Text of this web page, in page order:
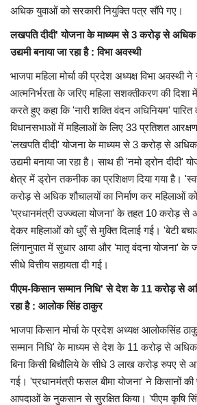
अधिक युवाओं को सरकारी नियुक्ति पत्र सौंपे गए।
लखपति दीदी' योजना के माध्यम से 3 करोड़ से
उद्यमी बनाया जा रहा है : विभा अवस्थी
भाजपा महिला मोर्चा की प्रदेश अध्यक्ष विभा अवस्थी
आत्मनिर्भरता के जरिए महिला सशक्तीकरण की दिशा में
करते हुए कहा कि 'नारी शक्ति वंदन अधिनियम'
विधानसभाओं में महिलाओं के लिए 33 प्रतिशत आरक्षण
'लखपति दीदी' योजना के माध्यम से 3 करोड़ से
उद्यमी बनाया जा रहा है। साथ ही 'नमो ड्रोन दीदी'
क्षेत्र में ड्रोन तकनीक का प्रशिक्षण दिया गया है।
करोड़ से अधिक शौचालयों का निर्माण कर महिलाओं को
'प्रधानमंत्री उज्ज्वला योजना' के तहत 10 करोड़
देकर महिलाओं को धुएँ से मुक्ति दिलाई गई। 'बेटी
लिंगानुपात में सुधार आया और 'मातृ वंदना योजना' के
सीधे वित्तीय सहायता दी गई।
पीएम-किसान सम्मान निधि' से देश के 11 करोड़ से
रहा है : आलोक सिंह ठाकुर
भाजपा किसान मोर्चा के प्रदेश अध्यक्ष आलोकसिंह
सम्मान निधि' के माध्यम से देश के 11 करोड़ से
बिना किसी बिचौलिये के सीधे 3 लाख करोड़ रुपए से
गई। 'प्रधानमंत्री फसल बीमा योजना' ने किसानों
आपदाओं के नुकसान से सुरक्षित किया। 'पीएम कृषि